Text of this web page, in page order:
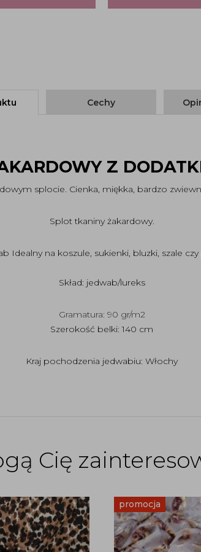
Cechy
Z
splocie. Cienka, miękka, bardzo
Splot tkaniny żakardowy.
Idealny na koszule, sukienki, bluzki, szale
Skład: jedwab/lureks
Gramatura: 90 gr/m2
Szerokość belki: 140 cm
Kraj pochodzenia jedwabiu: Włochy
Cię
promocja